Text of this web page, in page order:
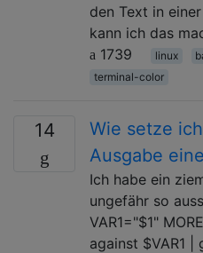
den Text in
kann ich das
1739
linux
terminal-color
14
Wie setze
Ausgabe
Ich habe ein
ungefähr so
VAR1="$1"
against $VAR1